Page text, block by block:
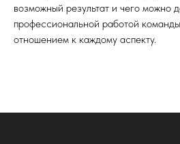
возможный результат и чего можно
профессиональной работой
отношением к каждому аспекту.